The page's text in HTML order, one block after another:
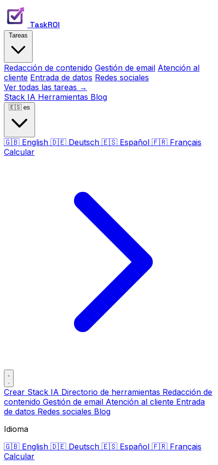
TaskROI
Redacción de contenido Gestión de email Atención al
cliente Entrada de datos Redes sociales
Ver todas las tareas →
Stack IA Herramientas Blog
🇪🇸 es
🇬🇧 English 🇩🇪 Deutsch 🇪🇸 Español 🇫🇷 Français
Calcular
Crear Stack IA Directorio de herramientas Redacción de
contenido Gestión de email Atención al cliente Entrada
de datos Redes sociales Blog
Idioma
🇬🇧 English 🇩🇪 Deutsch 🇪🇸 Español 🇫🇷 Français
Calcular